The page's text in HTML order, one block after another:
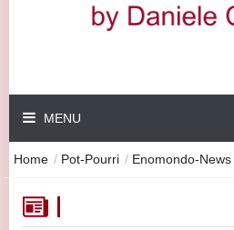
MENU
Home / Pot-Pourri / Enomondo-News